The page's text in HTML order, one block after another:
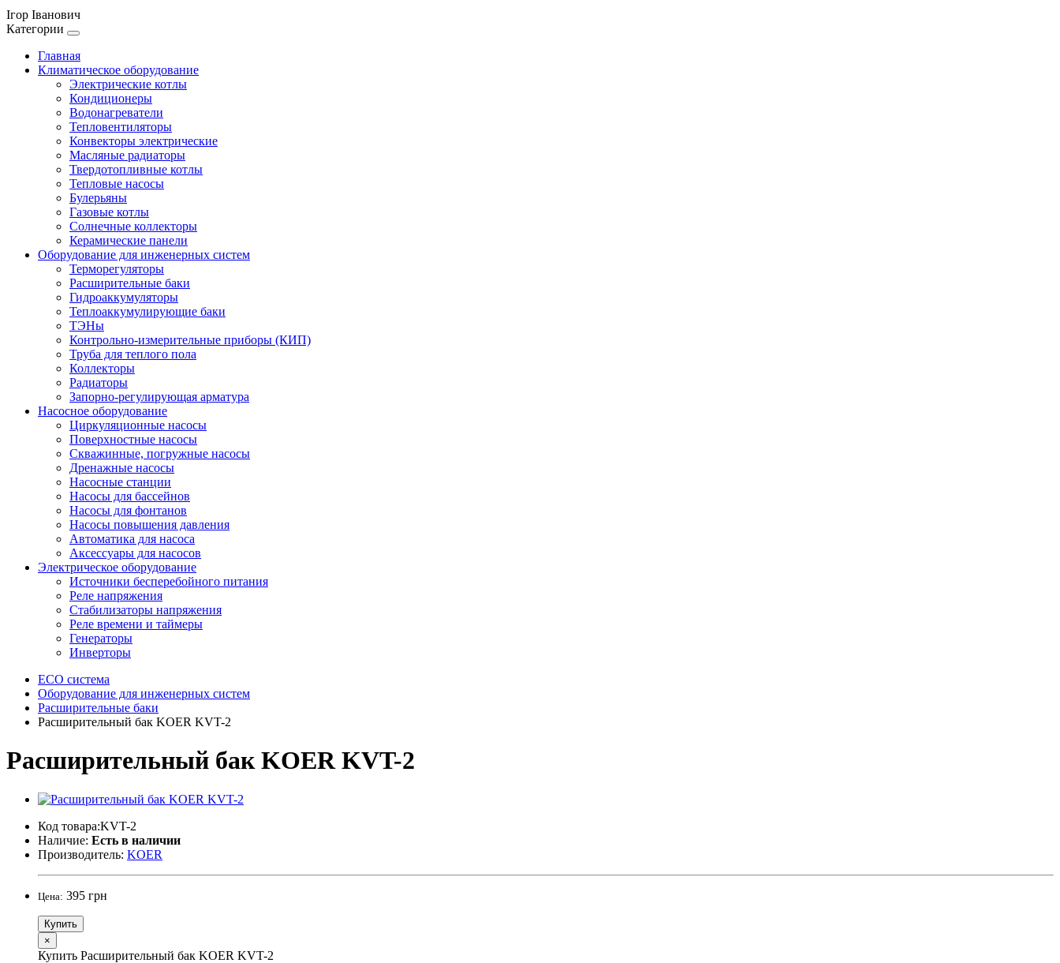
Ігор Іванович
Категории
Главная
Климатическое оборудование
Электрические котлы
Кондиционеры
Водонагреватели
Тепловентиляторы
Конвекторы электрические
Масляные радиаторы
Твердотопливные котлы
Тепловые насосы
Булерьяны
Газовые котлы
Солнечные коллекторы
Керамические панели
Оборудование для инженерных систем
Терморегуляторы
Расширительные баки
Гидроаккумуляторы
Теплоаккумулирующие баки
ТЭНы
Контрольно-измерительные приборы (КИП)
Труба для теплого пола
Коллекторы
Радиаторы
Запорно-регулирующая арматура
Насосное оборудование
Циркуляционные насосы
Поверхностные насосы
Скважинные, погружные насосы
Дренажные насосы
Насосные станции
Насосы для бассейнов
Насосы для фонтанов
Насосы повышения давления
Автоматика для насоса
Аксессуары для насосов
Электрическое оборудование
Источники бесперебойного питания
Реле напряжения
Стабилизаторы напряжения
Реле времени и таймеры
Генераторы
Инверторы
ECO система
Оборудование для инженерных систем
Расширительные баки
Расширительный бак KOER KVT-2
Расширительный бак KOER KVT-2
Код товара:KVT-2
Наличие: Есть в наличии
Производитель: KOER
Цена: 395 грн
Купить
×
Купить Расширительный бак KOER KVT-2